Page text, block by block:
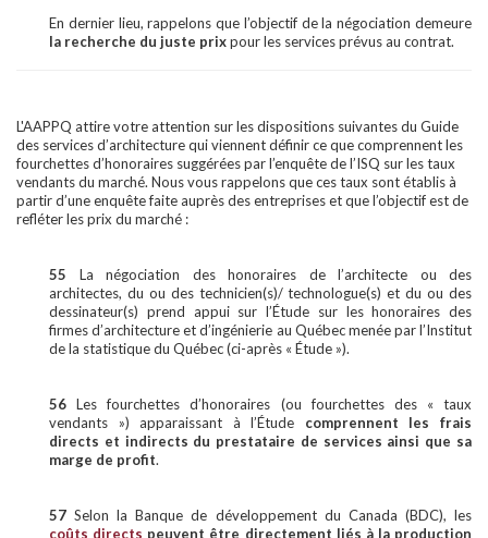
En dernier lieu, rappelons que l’objectif de la négociation demeure
la recherche du juste prixpour les services prévus au contrat.
L'AAPPQ attire votre attention sur les dispositions suivantes du Guide
des services d’architecture qui viennent définir ce que comprennent les
fourchettes d’honoraires suggérées par l’enquête de l’ISQ sur les taux
vendants du marché. Nous vous rappelons que ces taux sont établis à
partir d’une enquête faite auprès des entreprises et que l’objectif est de
refléter les prix du marché :
55 La négociation des honoraires de l’architecte ou des
architectes, du ou des technicien(s)/ technologue(s) et du ou des
dessinateur(s) prend appui sur l’Étude sur les honoraires des
firmes d’architecture et d’ingénierie au Québec menée par l’Institut
de la statistique du Québec (ci-après « Étude »).
56Les fourchettes d’honoraires (ou fourchettes des « taux
vendants ») apparaissant à l’Étude comprennent les frais
directs et indirects du prestataire de services ainsi que sa
marge de profit.
57Selon la Banque de développement du Canada (BDC), les
coûts directs peuvent être directement liés à la production